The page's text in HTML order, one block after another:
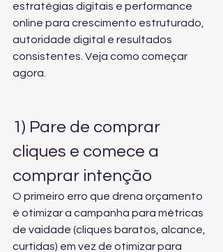
estratégias digitais e performance
online para crescimento estruturado,
autoridade digital e resultados
consistentes. Veja como começar
agora.
1) Pare de comprar
cliques e comece a
comprar intenção
O primeiro erro que drena orçamento
é otimizar a campanha para métricas
de vaidade (cliques baratos, alcance,
curtidas) em vez de otimizar para